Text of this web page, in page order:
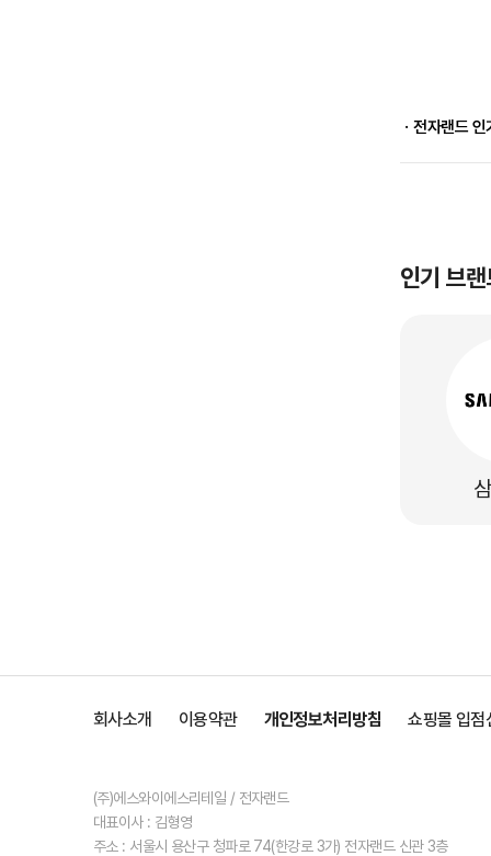
ㆍ전자랜드 인
인기 브
회사소개 이용약관 개인정보처리방침 쇼핑몰 입점
(주)에스와이에스리테일 / 전자랜드
대표이사 : 김형영
주소 : 서울시 용산구 청파로 74(한강로 3가) 전자랜드 신관 3층